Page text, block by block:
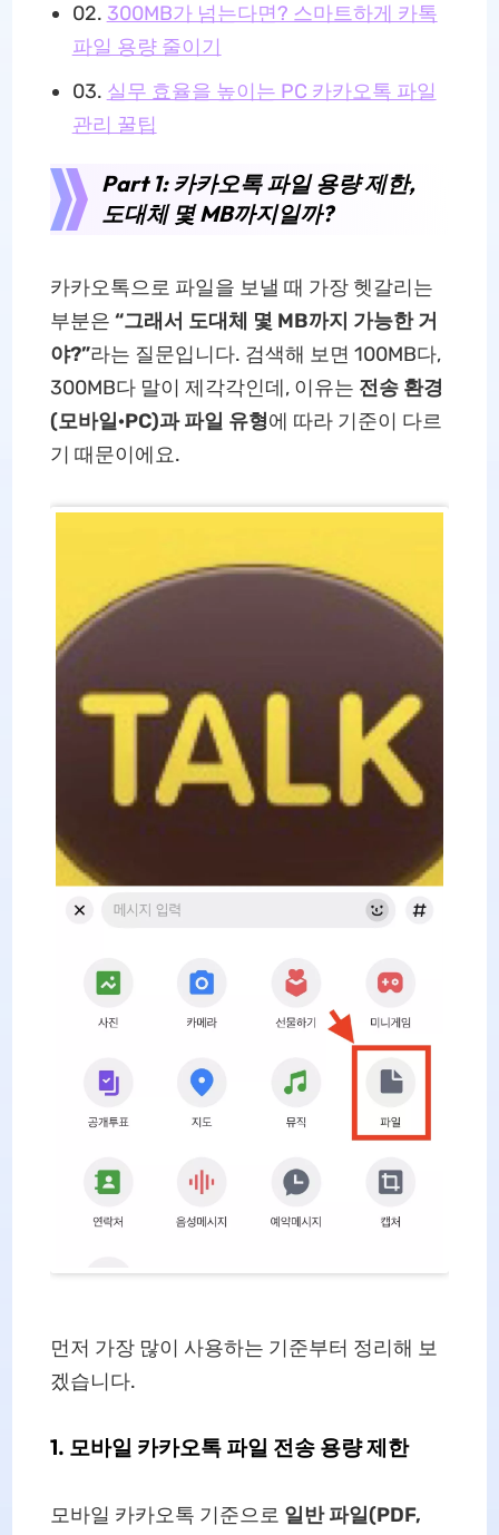
02. 300MB가 넘는다면? 스마트하게 카톡
파일 용량 줄이기
03. 실무 효율을 높이는 PC 카카오톡 파일
관리 꿀팁
Part 1: 카카오톡 파일 용량 제한,
도대체 몇 MB까지일까?
카카오톡으로 파일을 보낼 때 가장 헷갈리는
부분은 “그래서 도대체 몇 MB까지 가능한 거
야?”라는 질문입니다. 검색해 보면 100MB다,
300MB다 말이 제각각인데, 이유는 전송 환경
(모바일·PC)과 파일 유형에 따라 기준이 다르
기 때문이에요.
먼저 가장 많이 사용하는 기준부터 정리해 보
겠습니다.
1. 모바일 카카오톡 파일 전송 용량 제한
모바일 카카오톡 기준으로 일반 파일(PDF,